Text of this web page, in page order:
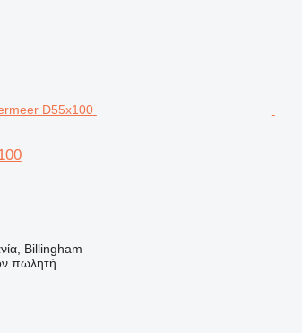
Billingham
πωλητή